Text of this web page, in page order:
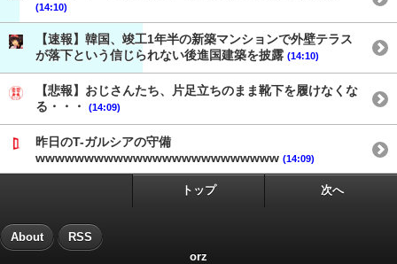
(14:10)
【速報】韓国、竣工1年半の新築マンションで外壁テラス
が落下という信じられない後進国建築を披露 (14:10)
【悲報】おじさんたち、片足立ちのまま靴下を履けなくな
る・・・
(14:09)
昨日のT-ガルシアの守備
wwwwwwwwwwwwwwwwwwwwwwwww (14:09)
トップ 次へ
About RSS
orz